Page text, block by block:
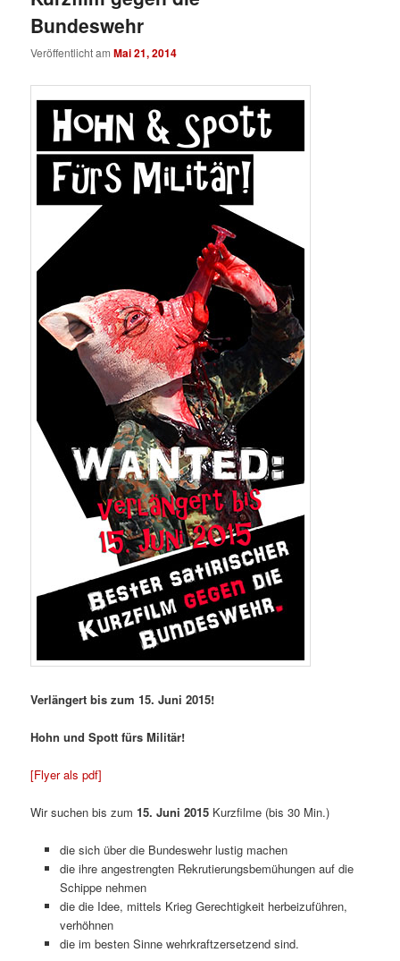
Bundeswehr
Veröffentlicht amMai 21, 2014
Verlängert bis zum 15. Juni 2015!
Hohn und Spott fürs Militär!
[Flyer als pdf]
Wir suchen bis zum15. Juni 2015 Kurzfilme (bis 30 Min.)
die sich über die Bundeswehr lustig machen
die ihre angestrengten Rekrutierungsbemühungen auf die
Schippe nehmen
die die Idee, mittels Krieg Gerechtigkeit herbeizuführen,
verhöhnen
die im besten Sinne wehrkraftzersetzend sind.